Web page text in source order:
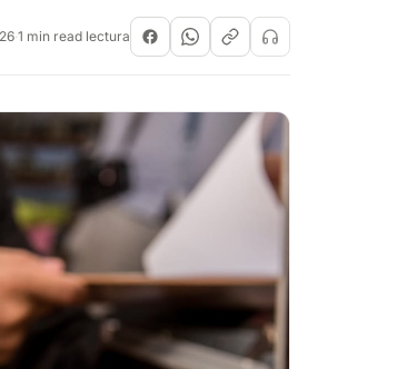
·1 min read lectura